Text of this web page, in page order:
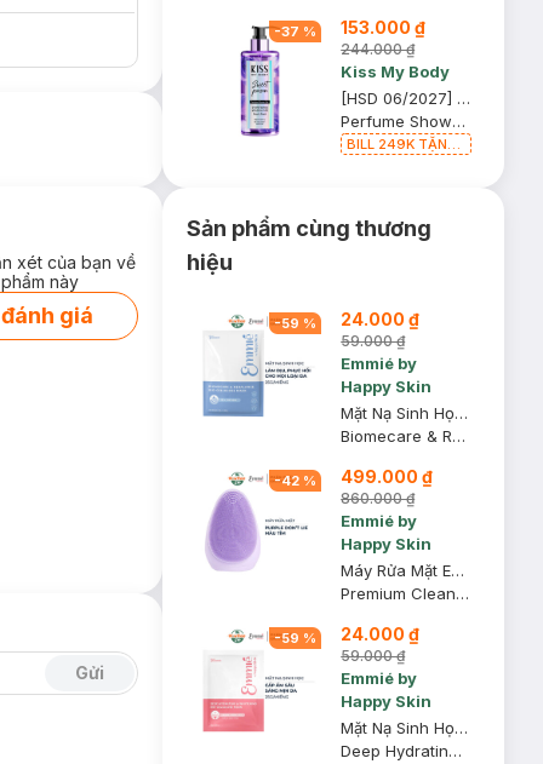
xét của bạn về
này
giá
Gửi
(SL có hạn)
-37 % 153.000 ₫
244.000 ₫
Kiss My Body
[HSD 06/2027] Sữa Tắm Kiss My Body Hương Nước Hoa Sweet Poison 380ml
Perfume Shower Gel
BILL 249K TẶNG
Sản phẩm cùng thương
hiệu
-59 % 24.000 ₫
59.000 ₫
Emmié by
Happy Skin
Mặt Nạ Sinh Học Emmié Phục Hồi, Dịu Da 25g
Biomecare & Rebalance Bio-Cellulose Mask - B5 + Peptides
-42 % 499.000 ₫
860.000 ₫
Emmié by
Happy Skin
Máy Rửa Mặt Emmié Hỗ Trợ Sạch Sâu Màu Purple Don’t Lie
Premium Cleansing Brush #Purple Don’t Lie
-59 % 24.000 ₫
59.000 ₫
Emmié by
Happy Skin
Mặt Nạ Sinh Học Emmié Cấp Ẩm Sâu & Dưỡng Sáng Da 25g
Deep Hydrating & Whitening Bio-Cellulose Mask - Tranx + 8HAs + B3